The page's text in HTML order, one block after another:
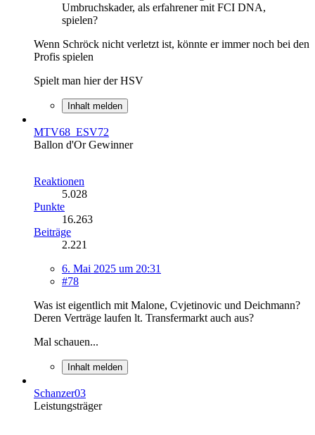
Umbruchskader, als erfahrener mit FCI DNA,
spielen?
Wenn Schröck nicht verletzt ist, könnte er immer noch bei den
Profis spielen
Spielt man hier der HSV
Inhalt melden
MTV68_ESV72
Ballon d'Or Gewinner
Reaktionen
5.028
Punkte
16.263
Beiträge
2.221
6. Mai 2025 um 20:31
#78
Was ist eigentlich mit Malone, Cvjetinovic und Deichmann?
Deren Verträge laufen lt. Transfermarkt auch aus?
Mal schauen...
Inhalt melden
Schanzer03
Leistungsträger